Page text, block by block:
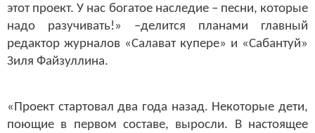
этот проект. У нас богатое наследие – песни, которые
надо разучивать!» –делится планами главный
редактор журналов «Салават купере» и «Сабантуй»
Зиля Файзуллина.
«Проект стартовал два года назад. Некоторые дети,
поющие в первом составе, выросли. В настоящее